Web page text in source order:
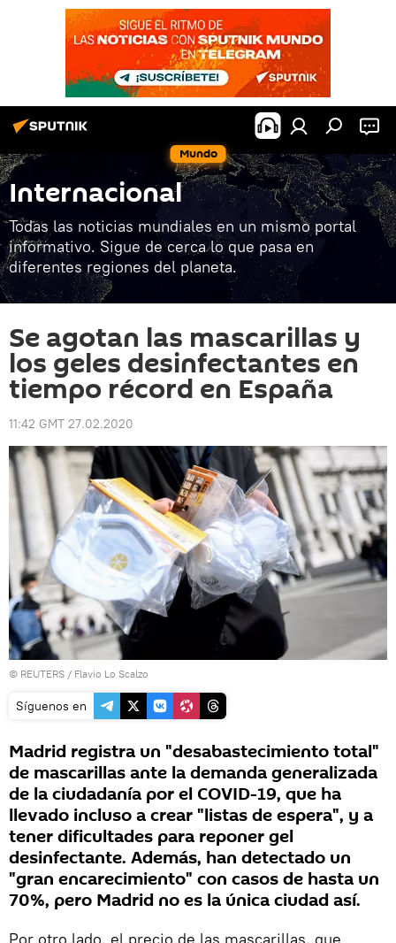
Mundo
Internacional
Todas las noticias mundiales en un mismo portal
informativo. Sigue de cerca lo que pasa en
diferentes regiones del planeta.
Se agotan las mascarillas y
los geles desinfectantes en
tiempo récord en España
11:42 GMT 27.02.2020
© REUTERS / Flavio Lo Scalzo
Síguenos en
Madrid registra un "desabastecimiento total"
de mascarillas ante la demanda generalizada
de la ciudadanía por el COVID-19, que ha
llevado incluso a crear "listas de espera", y a
tener dificultades para reponer gel
desinfectante. Además, han detectado un
"gran encarecimiento" con casos de hasta un
70%, pero Madrid no es la única ciudad así.
Por otro lado, el precio de las mascarillas, que